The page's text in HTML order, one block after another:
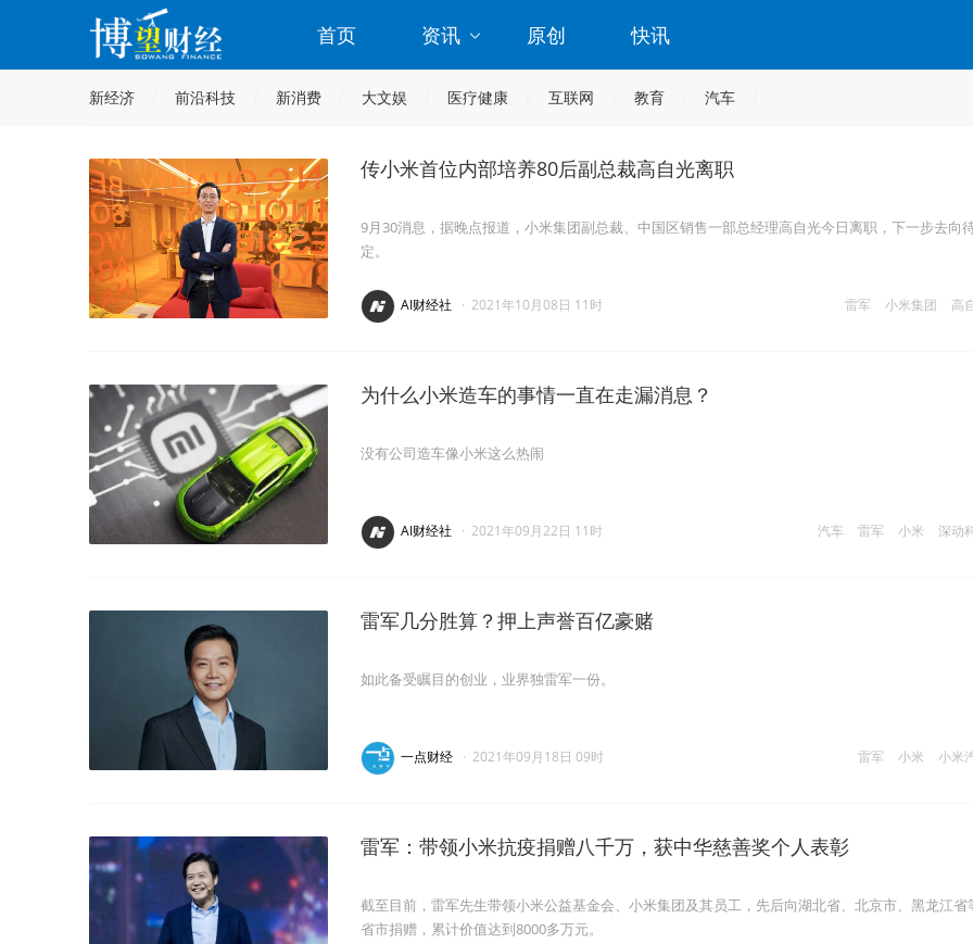
首页 资讯 原创 快讯
新经济 前沿科技 新消费 大文娱 医疗健康 互联网 教育 汽车
传小米首位内部培养80后副总裁高自光离职
9月30消息，据晚点报道，小米集团副总裁、中国区销售一部总经理高自光今日离职，下一步去向
定。
雷军 小米集团 高
AI财经社 · 2021年10月08日 11时
为什么小米造车的事情一直在走漏消息？
没有公司造车像小米这么热闹
汽车 雷军 小米 深动
AI财经社 · 2021年09月22日 11时
雷军几分胜算？押上声誉百亿豪赌
如此备受瞩目的创业，业界独雷军一份。
雷军 小米 小米
一点财经 · 2021年09月18日 09时
雷军：带领小米抗疫捐赠八千万，获中华慈善奖个人表彰
截至目前，雷军先生带领小米公益基金会、小米集团及其员工，先后向湖北省、北京市、黑龙江省
省市捐赠，累计价值达到8000多万元。